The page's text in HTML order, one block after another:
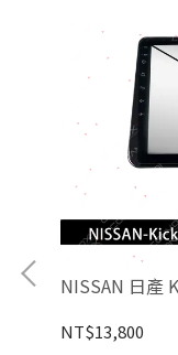
NISSAN 日產
NT$13,800